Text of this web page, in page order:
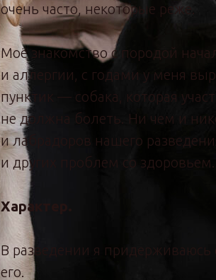
очень часто, некоторые реже.
Моё знакомство с породой
и аллергии, с годами у меня
пунктик — собака, которая
не должна болеть. Ни чем и
и лабрадоров нашего
и других проблем со здоровьем.
Характер.
В разведении я
его.